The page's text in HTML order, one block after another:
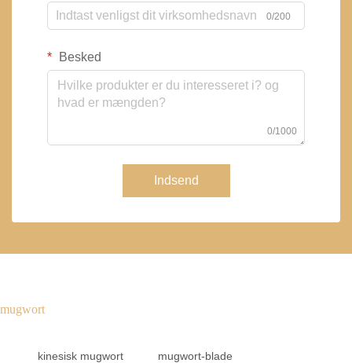
0/200
Besked
0/1000
Indsend
mugwort
kinesisk mugwort mugwort-blade